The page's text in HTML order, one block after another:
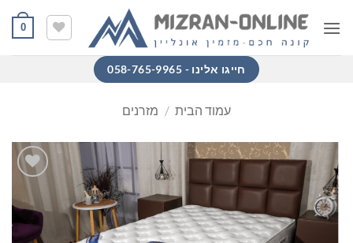
0
חייגו אלינו - 058-765-9965
עמוד הבית / מזרנים
הוסף
למוצרים
שאהבתי